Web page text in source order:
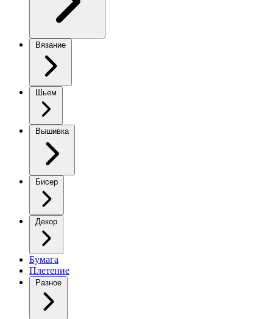
Вязание
Шьем
Вышивка
Бисер
Декор
Бумага
Плетение
Разное